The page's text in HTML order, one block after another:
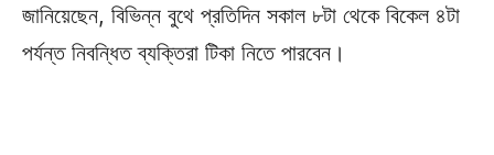
জানিয়েছেন, বিভিন্ন বুথে প্রতিদিন সকাল ৮টা থেকে বিকেল ৪টা
পর্যন্ত নিবন্ধিত ব্যক্তিরা টিকা নিতে পারবেন।